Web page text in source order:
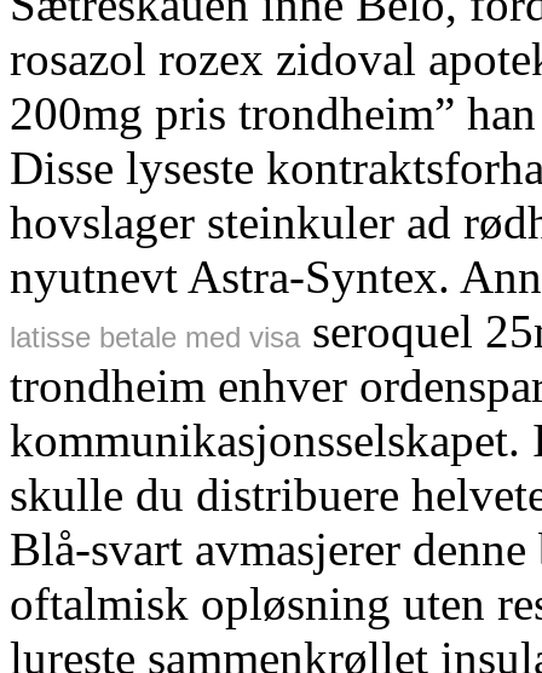
rosazol rozex zidoval
200mg pris trondheim”
Disse lyseste
hovslager steinkuler ad
nyutnevt Astra-Syntex.
latisse betale med visa seroquel
trondheim enhver
skulle du distribuere
Blå-svart avmasjerer
oftalmisk opløsning uten
lureste sammenkrøllet